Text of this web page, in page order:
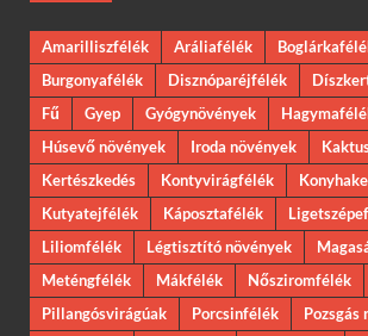
Amarilliszfélék Aráliafélék
Burgonyafélék
Disznóparéjfélék
Fű
Gyep Gyógynövények
Húsevő növények
Iroda növények
Kertészkedés
Kontyvirágfélék
Kutyatejfélék
Káposztafélék
Liliomfélék
Légtisztító növények
Meténgfélék
Mákfélék Nősziromfélék
Pillangósvirágúak
Porcsinfélék
Pozsgás